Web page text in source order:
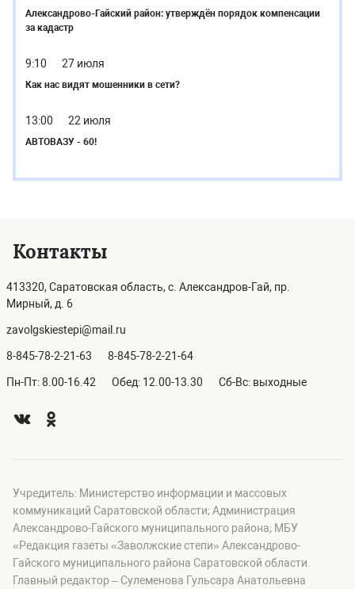
Александрово-Гайский район: утверждён порядок компенсации
за кадастр
9:10 27 июля
Как нас видят мошенники в сети?
13:00 22 июля
АВТОВАЗУ - 60!
Контакты
413320, Саратовская область, с. Александров-Гай, пр.
Мирный, д. 6
zavolgskiestepi@mail.ru
8-845-78-2-21-63 8-845-78-2-21-64
Пн-Пт: 8.00-16.42 Обед: 12.00-13.30 Сб-Вс: выходные
Учредитель: Министерство информации и массовых
коммуникаций Саратовской области; Администрация
Александрово-Гайского муниципального района; МБУ
«Редакция газеты «Заволжские степи» Александрово-
Гайского муниципального района Саратовской области.
Главный редактор – Сулеменова Гульсара Анатольевна